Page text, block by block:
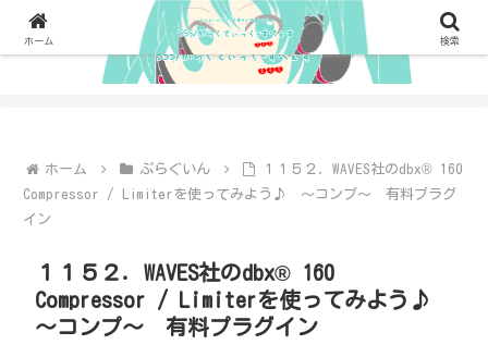
ホーム ぷらぐいん
１１５２．WAVES社のdbx® 160
Compressor / Limiterを使ってみよう♪ ～コンプ～ 有料プラグ
イン
１１５２．WAVES社のdbx® 160
Compressor / Limiterを使ってみよう♪
～コンプ～ 有料プラグイン
ホーム 検索